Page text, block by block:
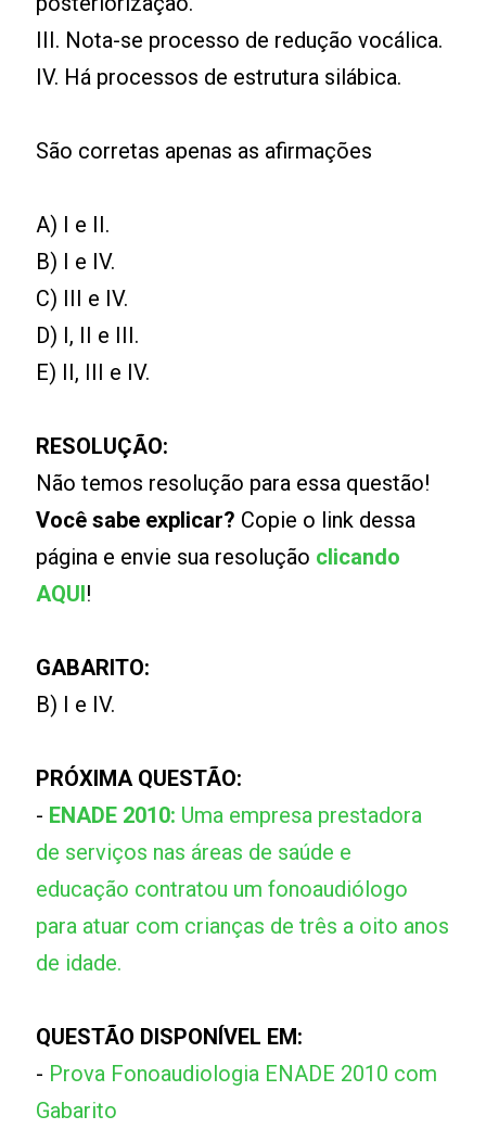
III. Nota-se processo de redução vocálica.
IV. Há processos de estrutura silábica.
São corretas apenas as afirmações
A) I e II.
B) I e IV.
C) III e IV.
D) I, II e III.
E) II, III e IV.
RESOLUÇÃO:
Não temos resolução para essa questão!
Você sabe explicar? Copie o link dessa
página e envie sua resolução clicando
AQUI!
GABARITO:
B) I e IV.
PRÓXIMA QUESTÃO:
- ENADE 2010: Uma empresa prestadora
de serviços nas áreas de saúde e
educação contratou um fonoaudiólogo
para atuar com crianças de três a oito anos
de idade.
QUESTÃO DISPONÍVEL EM:
- Prova Fonoaudiologia ENADE 2010 com
Gabarito